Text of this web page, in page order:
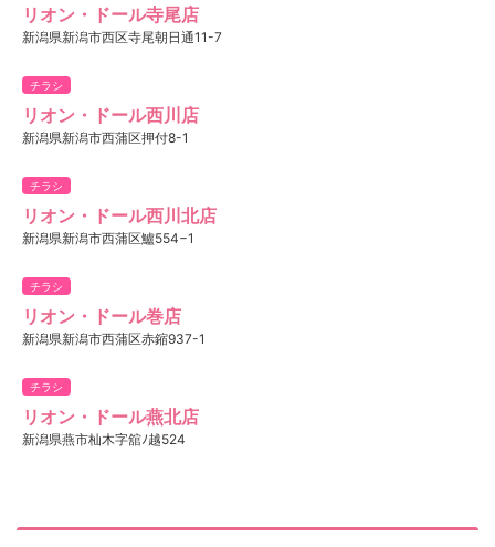
リオン・ドール寺尾店
新潟県新潟市西区寺尾朝日通11-7
チラシ
リオン・ドール西川店
新潟県新潟市西蒲区押付8-1
チラシ
リオン・ドール西川北店
新潟県新潟市西蒲区鱸554−1
チラシ
リオン・ドール巻店
新潟県新潟市西蒲区赤鏥937-1
チラシ
リオン・ドール燕北店
新潟県燕市杣木字舘ﾉ越524